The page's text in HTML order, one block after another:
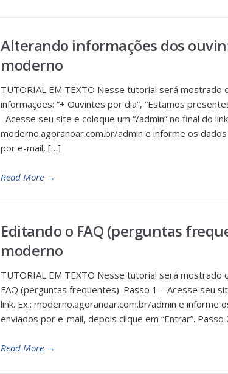
Alterando informações dos
moderno
TUTORIAL EM TEXTO Nesse tutorial será mostrado
informações: “+ Ouvintes por dia”, “Estamos
Acesse seu site e coloque um “/admin” no final do
moderno.agoranoar.com.br/admin e informe os
por e-mail, […]
Read More →
Editando o FAQ (perguntas
moderno
TUTORIAL EM TEXTO Nesse tutorial será mostrado
FAQ (perguntas frequentes). Passo 1 – Acesse seu
link. Ex.: moderno.agoranoar.com.br/admin e informe
enviados por e-mail, depois clique em “Entrar”.
Read More →